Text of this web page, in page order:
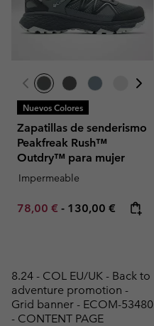
Nuevos Colores
Zapatillas de senderismo
Peakfreak Rush™
Outdry™ para mujer
Impermeable
Minimum sale price:
78,00 € - Maximum price:
130,00 €
8.24 - COL EU/UK - Back to
adventure promotion -
Grid banner - ECOM-53480
- CONTENT PAGE